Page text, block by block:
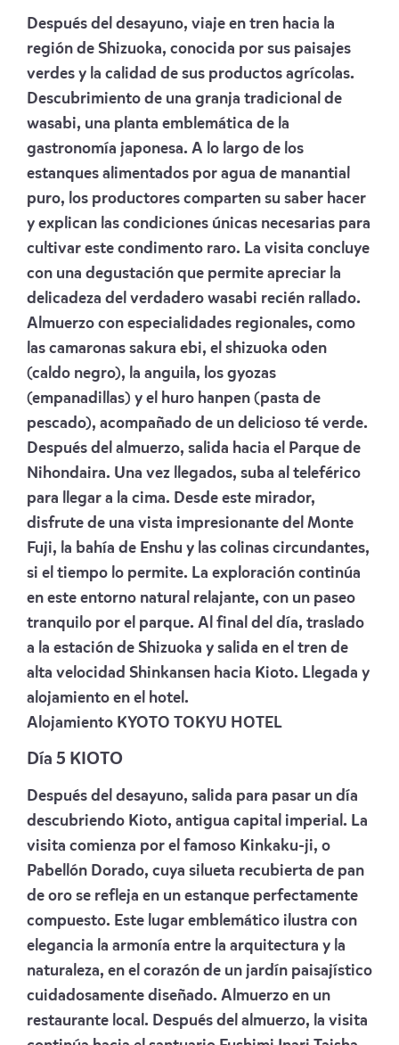
Después del desayuno, viaje en tren hacia la
región de Shizuoka, conocida por sus paisajes
verdes y la calidad de sus productos agrícolas.
Descubrimiento de una granja tradicional de
wasabi, una planta emblemática de la
gastronomía japonesa. A lo largo de los
estanques alimentados por agua de manantial
puro, los productores comparten su saber hacer
y explican las condiciones únicas necesarias para
cultivar este condimento raro. La visita concluye
con una degustación que permite apreciar la
delicadeza del verdadero wasabi recién rallado.
Almuerzo con especialidades regionales, como
las camaronas sakura ebi, el shizuoka oden
(caldo negro), la anguila, los gyozas
(empanadillas) y el huro hanpen (pasta de
pescado), acompañado de un delicioso té verde.
Después del almuerzo, salida hacia el Parque de
Nihondaira. Una vez llegados, suba al teleférico
para llegar a la cima. Desde este mirador,
disfrute de una vista impresionante del Monte
Fuji, la bahía de Enshu y las colinas circundantes,
si el tiempo lo permite. La exploración continúa
en este entorno natural relajante, con un paseo
tranquilo por el parque. Al final del día, traslado
a la estación de Shizuoka y salida en el tren de
alta velocidad Shinkansen hacia Kioto. Llegada y
alojamiento en el hotel.
Alojamiento KYOTO TOKYU HOTEL
Día 5 KIOTO
Después del desayuno, salida para pasar un día
descubriendo Kioto, antigua capital imperial. La
visita comienza por el famoso Kinkaku-ji, o
Pabellón Dorado, cuya silueta recubierta de pan
de oro se refleja en un estanque perfectamente
compuesto. Este lugar emblemático ilustra con
elegancia la armonía entre la arquitectura y la
naturaleza, en el corazón de un jardín paisajístico
cuidadosamente diseñado. Almuerzo en un
restaurante local. Después del almuerzo, la visita